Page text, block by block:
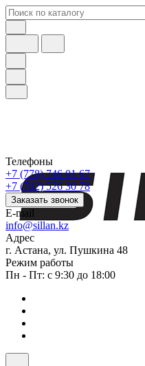
Телефоны
+7 (778) 746 01 67
+7 (702) 526 30 78
Заказать звонок
E-mail
info@sillan.kz
Адрес
г. Астана, ул. Пушкина 48
Режим работы
Пн - Пт: с 9:30 до 18:00